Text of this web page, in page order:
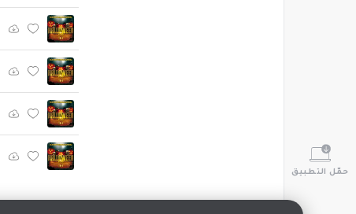
حمّل التطبيق